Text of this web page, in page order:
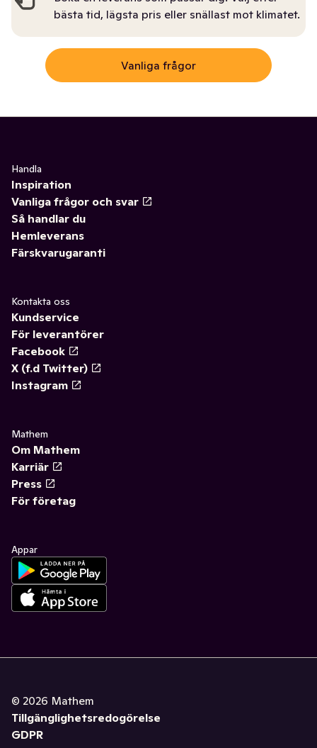
bästa tid, lägsta pris eller snällast mot klimatet.
Vanliga frågor
Handla
Inspiration
Vanliga frågor och svar
Så handlar du
Hemleverans
Färskvarugaranti
Kontakta oss
Kundservice
För leverantörer
Facebook
X (f.d Twitter)
Instagram
Mathem
Om Mathem
Karriär
Press
För företag
Appar
© 2026 Mathem
Tillgänglighetsredogörelse
GDPR